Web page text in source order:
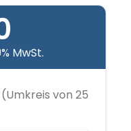
MwSt.
von 25